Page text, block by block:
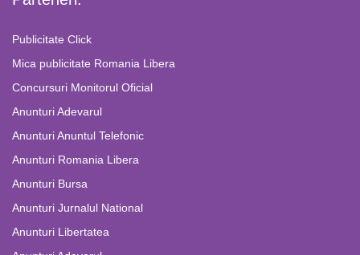
Publicitate Click
Mica publicitate Romania Libera
Concursuri Monitorul Oficial
Anunturi Adevarul
Anunturi Anuntul Telefonic
Anunturi Romania Libera
Anunturi Bursa
Anunturi Jurnalul National
Anunturi Libertatea